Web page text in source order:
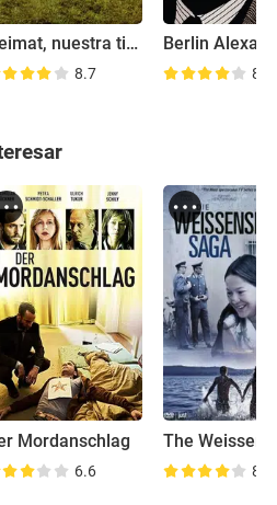
Heimat, nuestra tierra
8.7 8.3
Mordanschlag
6.6 8.2